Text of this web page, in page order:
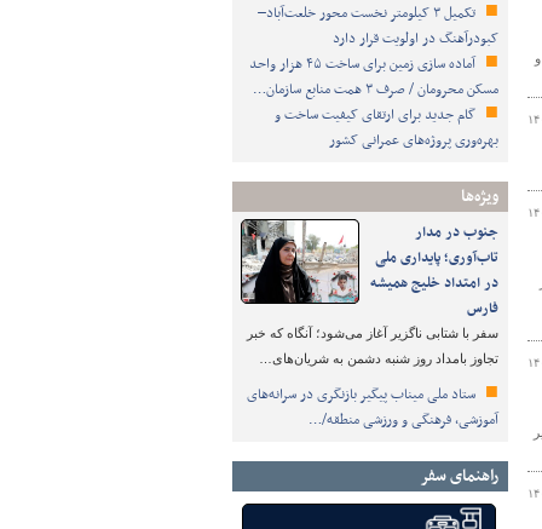
تکمیل ۳ کیلومتر نخست محور خلعت‌آباد–
کبودرآهنگ در اولویت قرار دارد
آماده سازی زمین برای ساخت ۴۵ هزار واحد
مسکن محرومان / صرف ۳ همت منابع سازمان…
گام جدید برای ارتقای کیفیت ساخت و
بهره‌وری پروژه‌های عمرانی کشور
ویژه‌ها
جنوب در مدار
تاب‌آوری؛ پایداری ملی
در امتداد خلیج همیشه
فارس
سفر با شتابی ناگزیر آغاز می‌شود؛ آنگاه که خبر
تجاوز بامداد روز شنبه دشمن به شریان‌های…
ستاد ملی میناب پیگیر بازنگری در سرانه‌های
آموزشی، فرهنگی و ورزشی منطقه/…
راهنمای سفر